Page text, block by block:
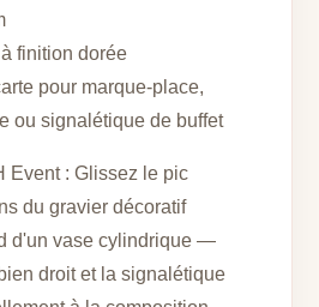
finition dorée
pour marque-place,
ou signalétique de buffet
Event : Glissez le pic
du gravier décoratif
d'un vase cylindrique —
droit et la signalétique